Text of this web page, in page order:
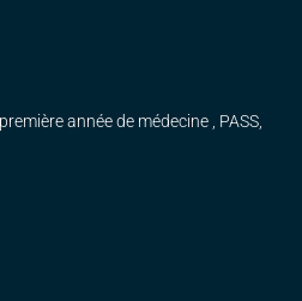
année de médecine , PASS,